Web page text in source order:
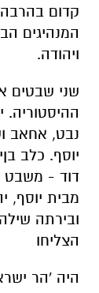
קדום בהרבה
המנהיגים
ויהודה.
שני שבטים
ההיסטוריה.
נבט, אחאב
יוסף. כלב בן
דוד - משבט
מבית יוסף,
ובירתה שילה
הצליחו
היה 'הר